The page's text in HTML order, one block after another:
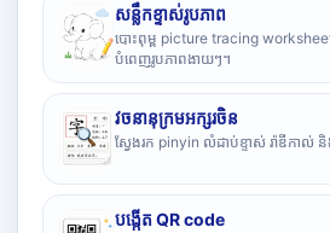
សន្លឹកខ្ទាស់រូបភាព
បោះពុម្ព picture tracing worksheet
បំពេញរូបភាពងាយៗ។
វចនានុក្រមអក្សរចិន
ស្វែងរក pinyin លំដាប់ខ្ទាស់ រ៉ាឌីកាល់
បង្កើត QR code